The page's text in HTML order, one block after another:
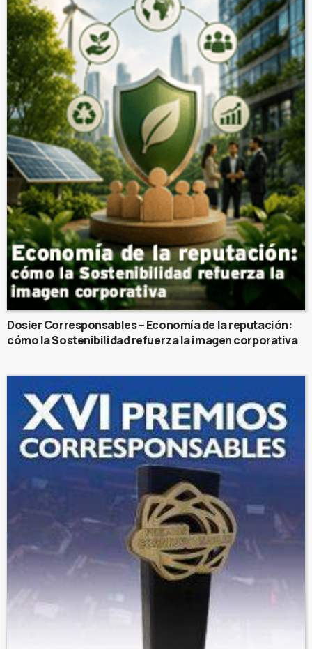
Dosier Corresponsables – Economía de la reputación:
cómo la Sostenibilidad refuerza la imagen corporativa